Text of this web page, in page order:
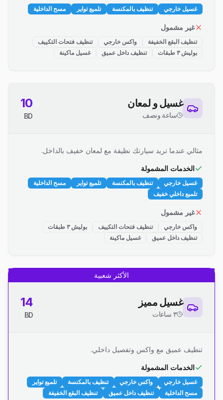
غسيل خارجي تنظيف بالمكنسة تلميع تواير مسح الداخلية
غير مشمول
تنظيف البقع الخفيفة واكس خارجي
تنظيف فتحات التكييف
بوليش ٣ طبقات
تنظيف داخل عميق غسيل ماكينة
غسيل و لمعان
ساعة ونصف
10
BD
مثالي عندما تريد سيارتك نظيفة مع لمعان خفيف بالداخل.
الخدمات المشمولة
غسيل خارجي تنظيف بالمكنسة تلميع تواير
مسح الداخلية
تلميع داخلي خفيف
غير مشمول
واكس خارجي تنظيف فتحات التكييف
بوليش ٣ طبقات
تنظيف داخل عميق
غسيل ماكينة
الأكثر شعبية
غسيل مميز
٣ ساعات
14
BD
تنظيف عميق مع واكس وتفصيل داخلي.
الخدمات المشمولة
غسيل خارجي واكس خارجي تنظيف بالمكنسة
تلميع تواير
مسح الداخلية
تنظيف داخل عميق تنظيف البقع الخفيفة